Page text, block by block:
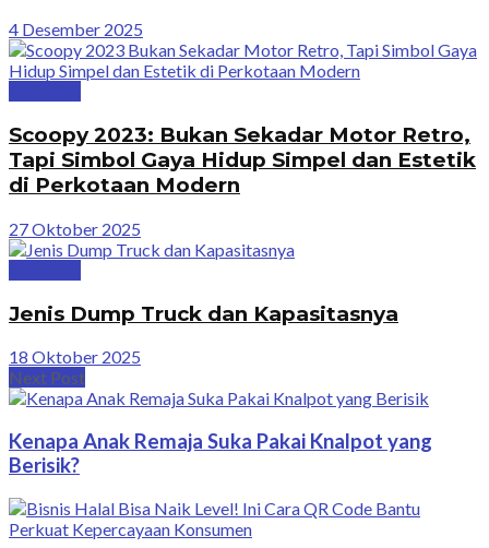
4 Desember 2025
Scoopy 2023: Bukan Sekadar Motor Retro,
Tapi Simbol Gaya Hidup Simpel dan Estetik
di Perkotaan Modern
27 Oktober 2025
Jenis Dump Truck dan Kapasitasnya
18 Oktober 2025
Next Post
Kenapa Anak Remaja Suka Pakai Knalpot yang
Berisik?